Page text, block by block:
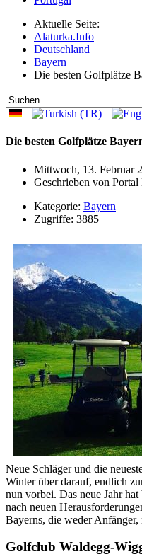
Aktuelle Seite:
Alaturka.Info
Deutschland
Bayern
Die besten Golfplätze
Die besten Golfplätze
Mittwoch, 13. Februar
Geschrieben von Portal
Kategorie: Bayern
Zugriffe: 3885
Neue Schläger und die
Winter über darauf, endlich
nun vorbei. Das neue Jahr
nach neuen
Bayerns, die weder
Golfclub Waldegg-